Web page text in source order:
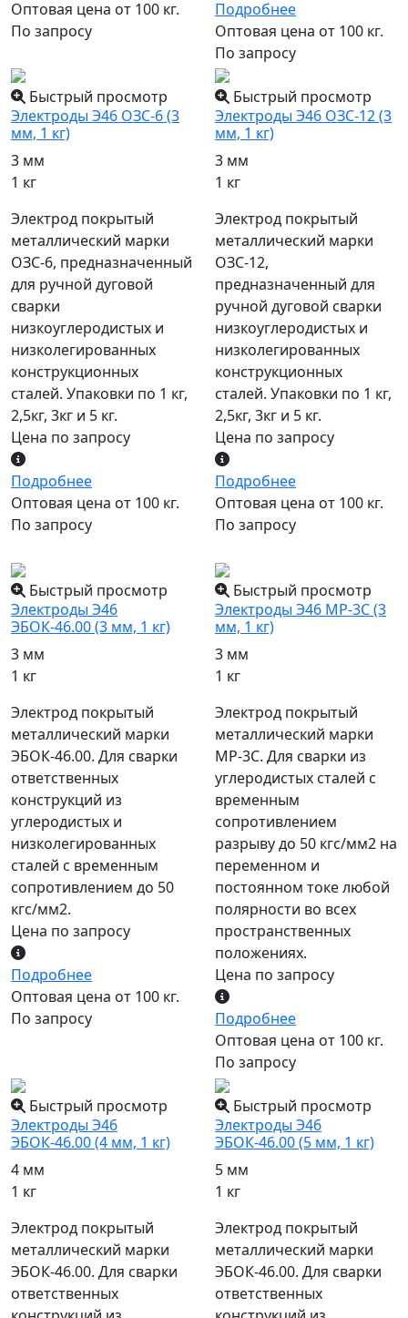
Оптовая цена от 100 кг.
По запросу
Подробнее
Оптовая цена от 100 кг.
По запросу
Быстрый просмотр
Электроды Э46 ОЗС-6 (3
мм, 1 кг)
3 мм
1 кг
Электрод покрытый
металлический марки
ОЗС-6, предназначенный
для ручной дуговой
сварки
низкоуглеродистых и
низколегированных
конструкционных
сталей. Упаковки по 1 кг,
2,5кг, 3кг и 5 кг.
Цена по запросу
Подробнее
Оптовая цена от 100 кг.
По запросу
Быстрый просмотр
Электроды Э46 ОЗС-12 (3
мм, 1 кг)
3 мм
1 кг
Электрод покрытый
металлический марки
ОЗС-12,
предназначенный для
ручной дуговой сварки
низкоуглеродистых и
низколегированных
конструкционных
сталей. Упаковки по 1 кг,
2,5кг, 3кг и 5 кг.
Цена по запросу
Подробнее
Оптовая цена от 100 кг.
По запросу
Быстрый просмотр
Электроды Э46
ЭБОК-46.00 (3 мм, 1 кг)
3 мм
1 кг
Электрод покрытый
металлический марки
ЭБОК-46.00. Для сварки
ответственных
конструкций из
углеродистых и
низколегированных
сталей с временным
сопротивлением до 50
кгс/мм2.
Цена по запросу
Подробнее
Оптовая цена от 100 кг.
По запросу
Быстрый просмотр
Электроды Э46 МР-3С (3
мм, 1 кг)
3 мм
1 кг
Электрод покрытый
металлический марки
МР-3С. Для сварки из
углеродистых сталей с
временным
сопротивлением
разрыву до 50 кгс/мм2 на
переменном и
постоянном токе любой
полярности во всех
пространственных
положениях.
Цена по запросу
Подробнее
Оптовая цена от 100 кг.
По запросу
Быстрый просмотр
Электроды Э46
ЭБОК-46.00 (4 мм, 1 кг)
4 мм
1 кг
Электрод покрытый
металлический марки
ЭБОК-46.00. Для сварки
ответственных
Быстрый просмотр
Электроды Э46
ЭБОК-46.00 (5 мм, 1 кг)
5 мм
1 кг
Электрод покрытый
металлический марки
ЭБОК-46.00. Для сварки
ответственных